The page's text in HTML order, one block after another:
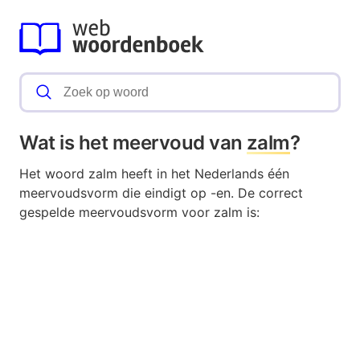
Wat is het meervoud van zalm?
Het woord zalm heeft in het Nederlands één
meervoudsvorm die eindigt op -en. De correct
gespelde meervoudsvorm voor zalm is: